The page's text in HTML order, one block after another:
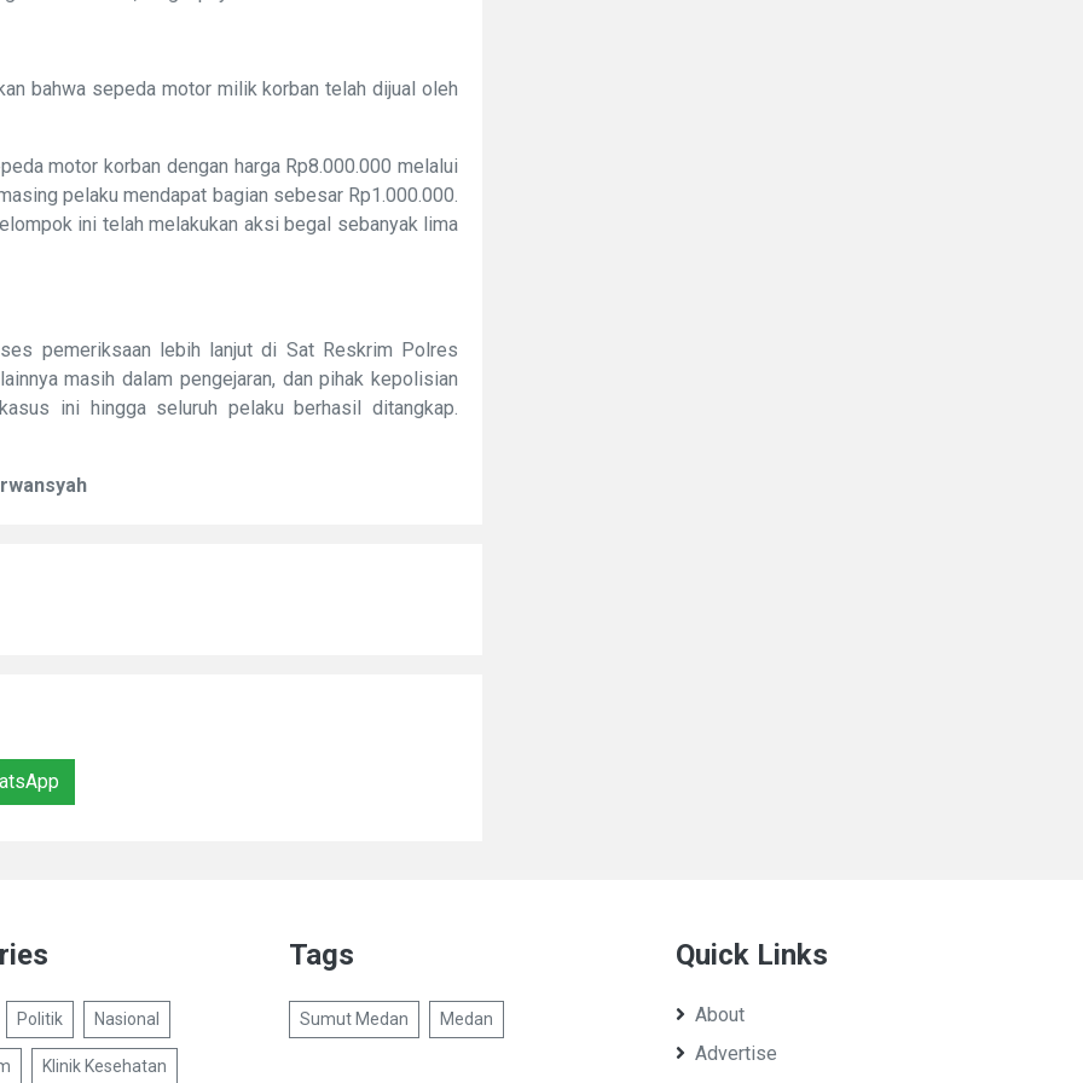
bahwa sepeda motor milik korban telah dijual oleh
motor korban dengan harga Rp8.000.000 melalui
pelaku mendapat bagian sebesar Rp1.000.000.
ini telah melakukan aksi begal sebanyak lima
pemeriksaan lebih lanjut di Sat Reskrim Polres
masih dalam pengejaran, dan pihak kepolisian
ini hingga seluruh pelaku berhasil ditangkap.
Politik Nasional
Klinik Kesehatan
Tags
Sumut Medan Medan
Quick Links
About
Advertise